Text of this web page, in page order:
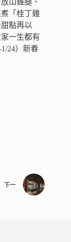
山雞腿、
「桂丁雞
點再以
一生都有
24）新春
下一